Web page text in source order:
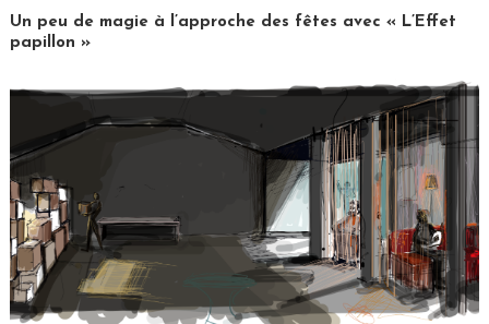
Cilia
Un peu de magie à l’approche des fêtes avec « L’Effet
papillon »
Comédie
Michel
L'Effet
Papillon,
Mentaliste
,
Théâtre